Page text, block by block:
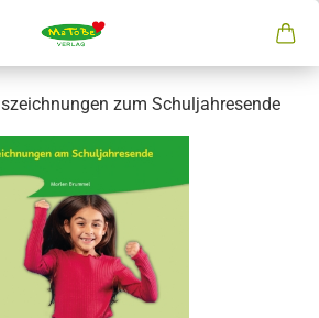
zum Schuljahresende